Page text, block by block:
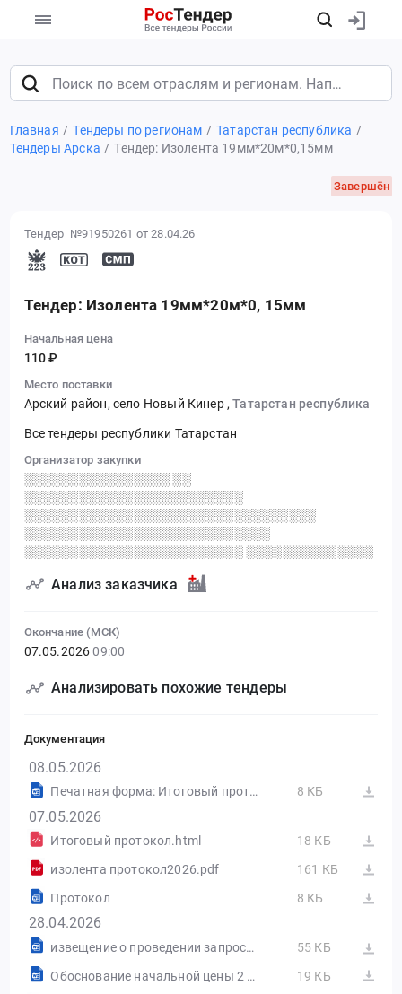
Главная Тендеры по регионам
Татарстан республика
Тендеры Арска
Тендер: Изолента 19мм*20м*0,15мм
Завершён
Тендер №91950261 от 28.04.26
Тендер: Изолента 19мм*20м*0, 15мм
Начальная цена
110 ₽
Место поставки
Арский район, село Новый Кинер ,Татарстан республика
Все тендеры республики Татарстан
Организатор закупки
░░░░░░░░░░░░░░░░ ░░
░░░░░░░░░░░░░░░░░░░░░░░░
░░░░░░░░░░░░░░░░░░░░░░░░░░░░░░░░
░░░░░░░░░░░░░░░░░░░░░░░░░░░
░░░░░░░░░░░░░░░░░░░░░░░░ ░░░░░░░░░░░░░░
Анализ заказчика
Окончание (МСК)
07.05.2026 09:00
Анализировать похожие тендеры
Документация
08.05.2026
Печатная форма: Итоговый протокол №32615960873-01 8 КБ
07.05.2026
Итоговый протокол.html
18 КБ
изолента протокол2026.pdf
161 КБ
Протокол
8 КБ
28.04.2026
извещение о проведении запроса.docx
55 КБ
Обоснование начальной цены 2 .docx
19 КБ